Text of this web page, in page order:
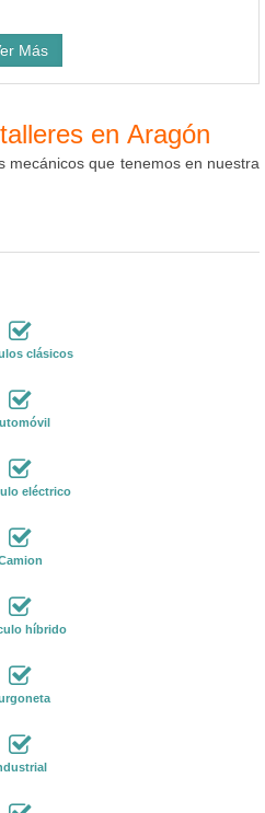
Más
en Aragón
mecánicos que tenemos en nuestra
clásicos
eléctrico
híbrido